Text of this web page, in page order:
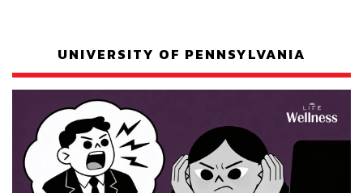
UNIVERSITY OF PENNSYLVANIA